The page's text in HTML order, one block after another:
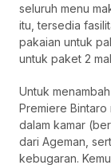
seluruh menu
itu, tersedia
pakaian untuk
untuk paket 2
Untuk
Premiere
dalam kamar
dari Ageman,
kebugaran.